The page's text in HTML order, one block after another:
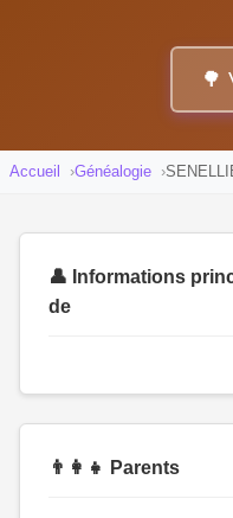
🌳
Accueil Généalogie
👤 Informations
de
👨‍👩‍👧 Parents